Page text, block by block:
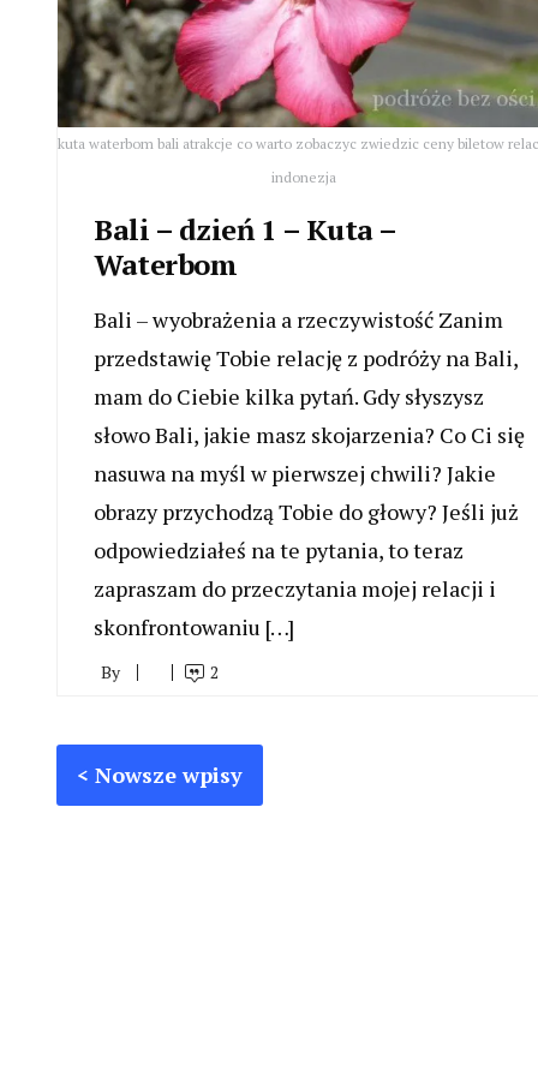
kuta waterbom bali atrakcje co warto zobaczyc zwiedzic ceny biletow
indonezja
Bali – dzień 1 – Kuta –
Waterbom
Bali – wyobrażenia a rzeczywistość Zanim
przedstawię Tobie relację z podróży na Bali,
mam do Ciebie kilka pytań. Gdy słyszysz
słowo Bali, jakie masz skojarzenia? Co Ci się
nasuwa na myśl w pierwszej chwili? Jakie
obrazy przychodzą Tobie do głowy? Jeśli już
odpowiedziałeś na te pytania, to teraz
zapraszam do przeczytania mojej relacji i
skonfrontowaniu […]
By 2
Nawigacja
po
Nowsze wpisy
Stronicowanie
wpisów